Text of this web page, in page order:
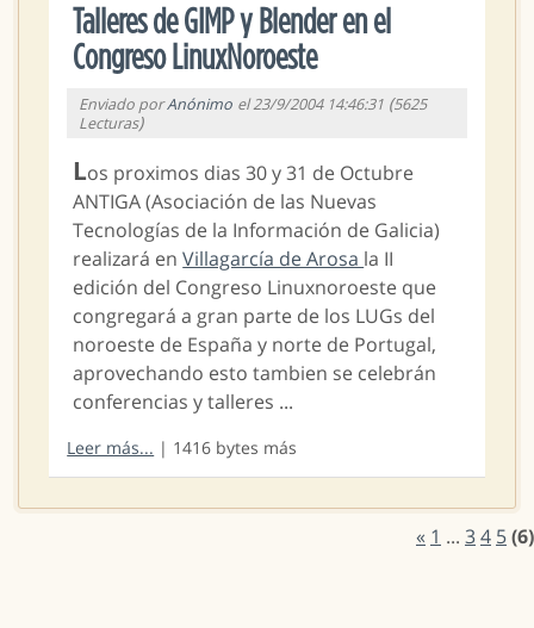
Talleres de GIMP y Blender en el
Congreso LinuxNoroeste
Enviado porAnónimo el 23/9/2004 14:46:31 (5625
Lecturas)
Los proximos dias 30 y 31 de Octubre
ANTIGA (Asociación de las Nuevas
Tecnologías de la Información de Galicia)
realizará enVillagarcía de Arosa la II
edición del Congreso Linuxnoroeste que
congregará a gran parte de los LUGs del
noroeste de España y norte de Portugal,
aprovechando esto tambien se celebrán
conferencias y talleres ...
Leer más... | 1416 bytes más
« 1 ... 34 5(6)